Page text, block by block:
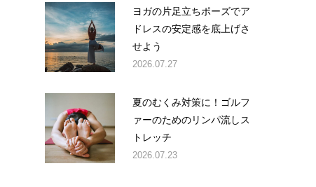
ヨガの片足立ちポーズでア
ドレスの安定感を底上げさ
せよう
2026.07.27
夏のむくみ対策に！ゴルフ
ァーのためのリンパ流しス
トレッチ
2026.07.23